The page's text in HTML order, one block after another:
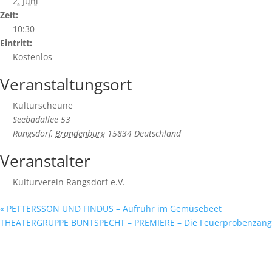
Zeit:
10:30
Eintritt:
Kostenlos
Veranstaltungsort
Kulturscheune
Seebadallee 53
Rangsdorf, Brandenburg 15834 Deutschland
Veranstalter
Kulturverein Rangsdorf e.V.
« PETTERSSON UND FINDUS – Aufruhr im Gemüsebeet
THEATERGRUPPE BUNTSPECHT – PREMIERE – Die